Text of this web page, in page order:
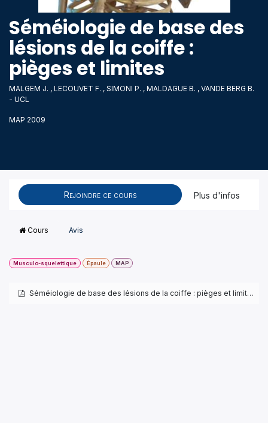
Séméiologie de base des
lésions de la coiffe :
pièges et limites
MALGEM J. , LECOUVET F. , SIMONI P. , MALDAGUE B. , VANDE BERG B.
- UCL
MAP 2009
Rejoindre ce cours Plus d'infos
Cours Avis
Musculo-squelettique Épaule MAP
Séméiologie de base des lésions de la coiffe : pièges et limites